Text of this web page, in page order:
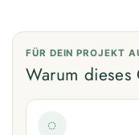
FÜR DEIN PROJEKT
Warum dieses
◌